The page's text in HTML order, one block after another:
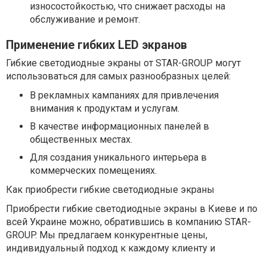
износостойкостью, что снижает расходы на
обслуживание и ремонт.
Применение гибких LED экранов
Гибкие светодиодные экраны от STAR-GROUP могут
использоваться для самых разнообразных целей:
В рекламных кампаниях для привлечения
внимания к продуктам и услугам.
В качестве информационных панелей в
общественных местах.
Для создания уникального интерьера в
коммерческих помещениях.
Как приобрести гибкие светодиодные экраны
Приобрести гибкие светодиодные экраны в Киеве и по
всей Украине можно, обратившись в компанию STAR-
GROUP. Мы предлагаем конкурентные цены,
индивидуальный подход к каждому клиенту и